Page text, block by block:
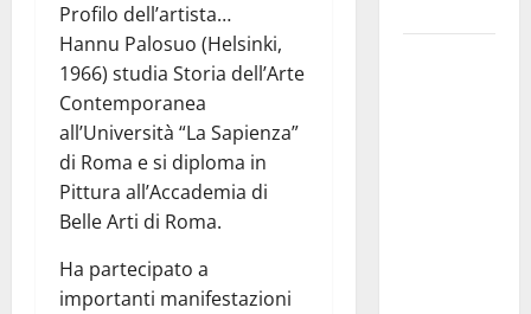
Profilo dell’artista…
Hannu Palosuo (Helsinki,
1966) studia Storia dell’Arte
Contemporanea
all’Università “La Sapienza”
di Roma e si diploma in
Pittura all’Accademia di
Belle Arti di Roma.
Ha partecipato a
importanti manifestazioni